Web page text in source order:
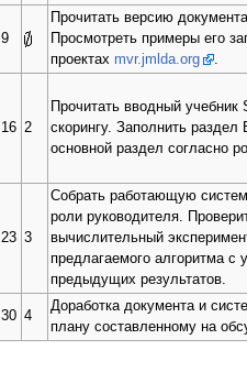
9
Прочитать версию
Просмотреть примеры его
проектахmvr.jmlda.org
16 2
Прочитать вводный учебник
скорингу. Заполнить раздел
основной раздел согласно
23 3
Собрать работающую
роли руководителя.
вычислительный
предлагаемого алгоритма с
предыдущих результатов.
30 4
Доработка документа и
плану составленному на